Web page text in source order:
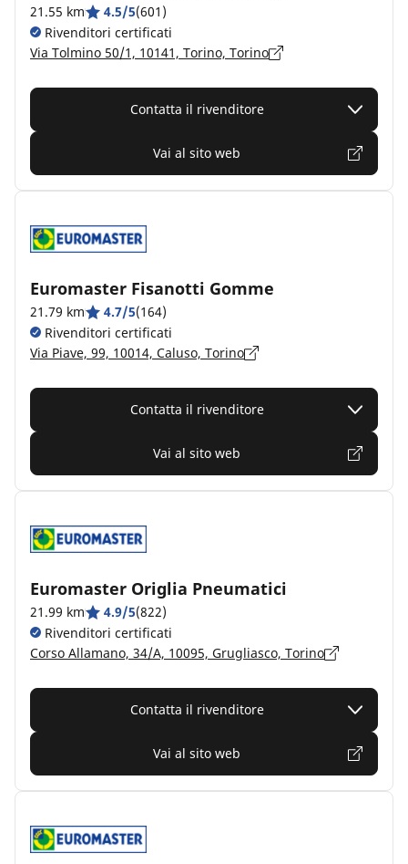
21.55 km 4.5/5(601)
Rivenditori certificati
Via Tolmino 50/1, 10141, Torino, Torino
Contatta il rivenditore
Vai al sito web
Euromaster Fisanotti Gomme
21.79 km 4.7/5(164)
Rivenditori certificati
Via Piave, 99, 10014, Caluso, Torino
Contatta il rivenditore
Vai al sito web
Euromaster Origlia Pneumatici
21.99 km 4.9/5(822)
Rivenditori certificati
Corso Allamano, 34/A, 10095, Grugliasco, Torino
Contatta il rivenditore
Vai al sito web